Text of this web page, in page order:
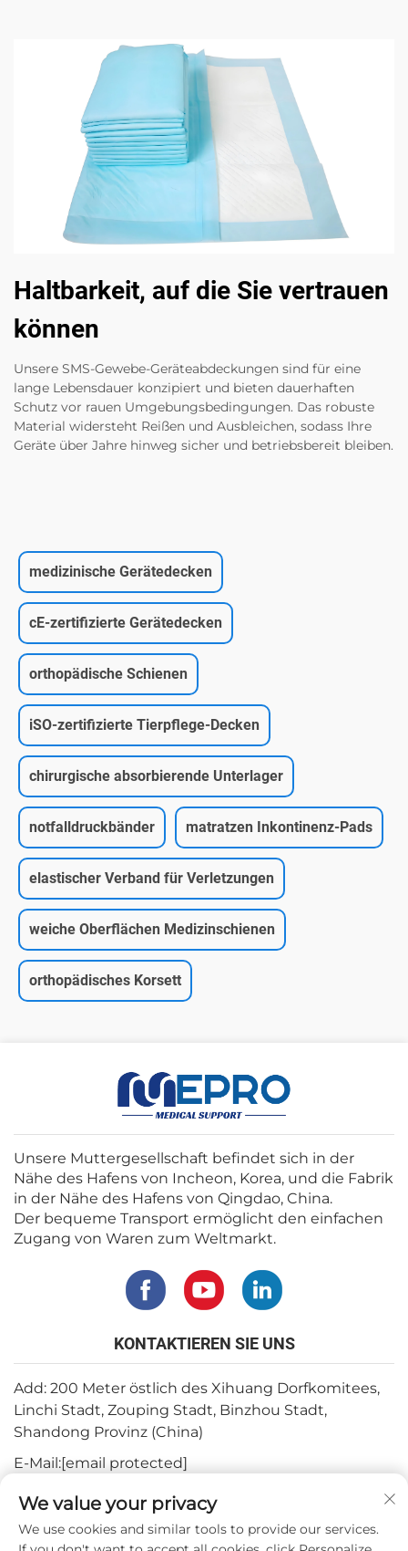
Haltbarkeit, auf die Sie vertrauen
können
Unsere SMS-Gewebe-Geräteabdeckungen sind für eine
lange Lebensdauer konzipiert und bieten dauerhaften
Schutz vor rauen Umgebungsbedingungen. Das robuste
Material widersteht Reißen und Ausbleichen, sodass Ihre
Geräte über Jahre hinweg sicher und betriebsbereit bleiben.
medizinische Gerätedecken
cE-zertifizierte Gerätedecken
orthopädische Schienen
iSO-zertifizierte Tierpflege-Decken
chirurgische absorbierende Unterlager
notfalldruckbänder matratzen Inkontinenz-Pads
elastischer Verband für Verletzungen
weiche Oberflächen Medizinschienen
orthopädisches Korsett
Unsere Muttergesellschaft befindet sich in der
Nähe des Hafens von Incheon, Korea, und die Fabrik
in der Nähe des Hafens von Qingdao, China.
Der bequeme Transport ermöglicht den einfachen
Zugang von Waren zum Weltmarkt.
KONTAKTIEREN SIE UNS
Add: 200 Meter östlich des Xihuang Dorfkomitees,
Linchi Stadt, Zouping Stadt, Binzhou Stadt,
Shandong Provinz (China)
E-Mail:[email protected]
Tel.: +82-3180427370
Telefon: +86-15564344404
We value your privacy
We use cookies and similar tools to provide our services.